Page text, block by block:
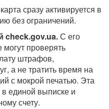
сразу активируется в
без ограничений.
check.gov.ua.С его
проверять
штрафов,
а не тратить время на
с мокрой печатью. Эта
единой выписке и
счету.